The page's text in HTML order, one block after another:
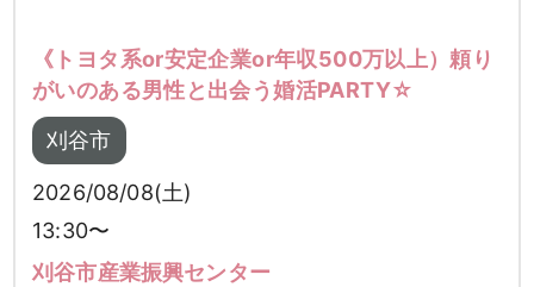
《トヨタ系or安定企業or年収500万以上）頼り
がいのある男性と出会う婚活PARTY☆
刈谷市
2026/08/08(土)
13:30〜
刈谷市産業振興センター